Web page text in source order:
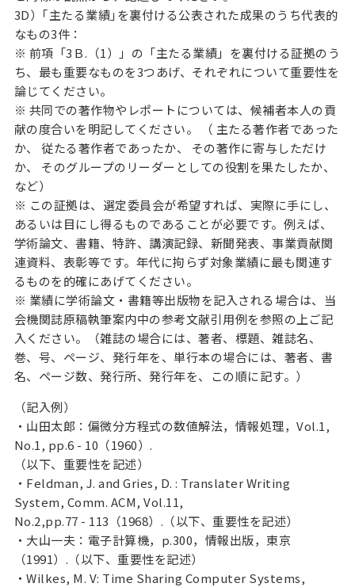
3D）｢主たる業績｣を裏付ける公表された成果のうち代表的
なもの3件：
※ 前項「3Ｂ.（1）」の「主たる業績」を裏付ける証拠のう
ち、最も重要なものを3つあげ、それぞれについて重要性を
論じてください。
※ 共同での著作物やレポートについては、候補者本人の貢
献の度合いを明記してください。 （ 主たる著作者であった
か、 従たる著作者であったか、 その著作に寄与しただけ
か、 そのグループのリーダーとしての役割を果たしたか、
など）
※ この証拠は、選定委員会が希望すれば、実際に手にし、
あるいは目にし得るものであることが必要です。例えば、
学術論文、書籍、特許、講演記録、新聞発表、事業貢献関
連資料、表彰等です。年代に拘らず対象業績に最も関連す
るものを的確にあげてください。
※ 業績に学術論文・書籍等出版物を記入される場合は、当
会機関誌原稿執筆案内中の参考文献引用例を参照の上ご記
入ください。（雑誌の場合には、著者、標題、雑誌名、
巻、号、ページ、発行年を、単行本の場合には、著者、書
名、ページ数、発行所、発行年を、この順に記す。）
（記入例）
・山田太郎：偏微分方程式の数値解法，情報処理，Vol.1,
No.1, pp.6 - 10（1960）.
（以下、重要性を記述）
・Feldman, J. and Gries, D. : Translater Writing
System, Comm. ACM, Vol.11,
No.2,pp.77 - 113（1968）.（以下、重要性を記述）
・大山一夫：電子計算機，p.300，情報出版，東京
（1991）.（以下、重要性を記述）
・Wilkes, M. V: Time Sharing Computer Systems,